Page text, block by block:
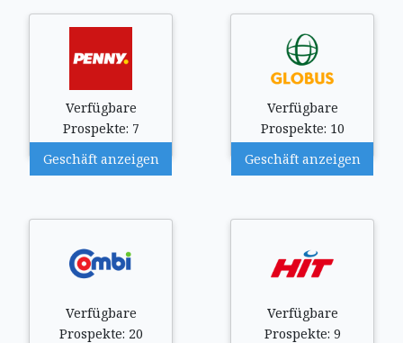
Verfügbare
Prospekte: 7
Geschäft anzeigen
Verfügbare
Prospekte: 10
Geschäft anzeigen
Verfügbare
Prospekte: 20
Verfügbare
Prospekte: 9